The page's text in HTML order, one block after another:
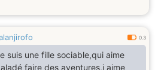
Dynamique, bosseuse,
0.3
suis une fille sociable,qui aime
faire des aventures,j aime